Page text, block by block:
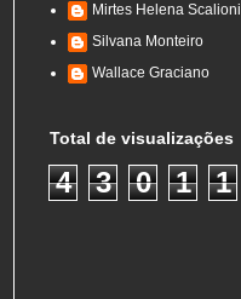
Mirtes Helena Scalioni
Silvana Monteiro
Wallace Graciano
Total de visualizações
4 3 0 1 1